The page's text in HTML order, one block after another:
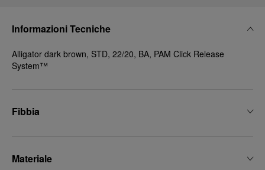
Informazioni Tecniche
Alligator dark brown, STD, 22/20, BA, PAM Click Release
System™
Fibbia
Materiale